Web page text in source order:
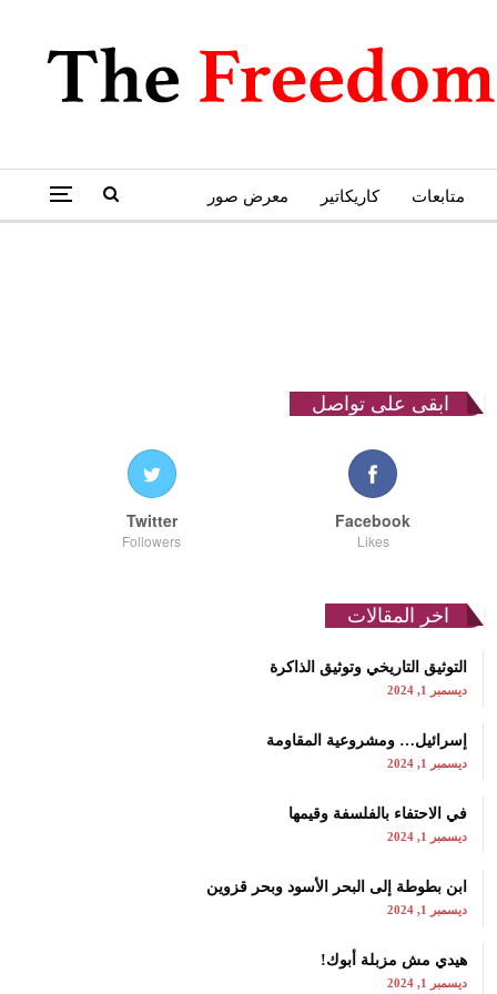
متابعات كاريكاتير معرض صور
ابقى على تواصل
Facebook
Likes
Twitter
Followers
اخر المقالات
التوثيق التاريخي وتوثيق الذاكرة
ديسمبر 1, 2024
إسرائيل… ومشروعية المقاومة
ديسمبر 1, 2024
في الاحتفاء بالفلسفة وقيمها
ديسمبر 1, 2024
ابن بطوطة إلى البحر الأسود وبحر قزوين
ديسمبر 1, 2024
هيدي مش مزبلة أبوك!
ديسمبر 1, 2024